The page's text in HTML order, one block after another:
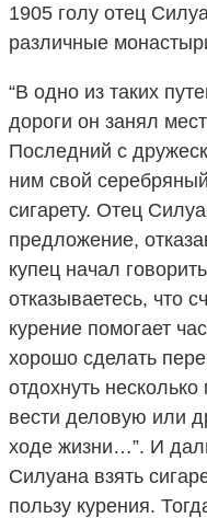
1905 голу отец
различные
“В одно из таких
дороги он занял
Последний с
ним свой
сигарету. Отец
предложение,
купец начал
отказываетесь, что
курение помогает
хорошо сделать
отдохнуть
вести деловую или
ходе жизни…”. И
Силуана взять
пользу курения.